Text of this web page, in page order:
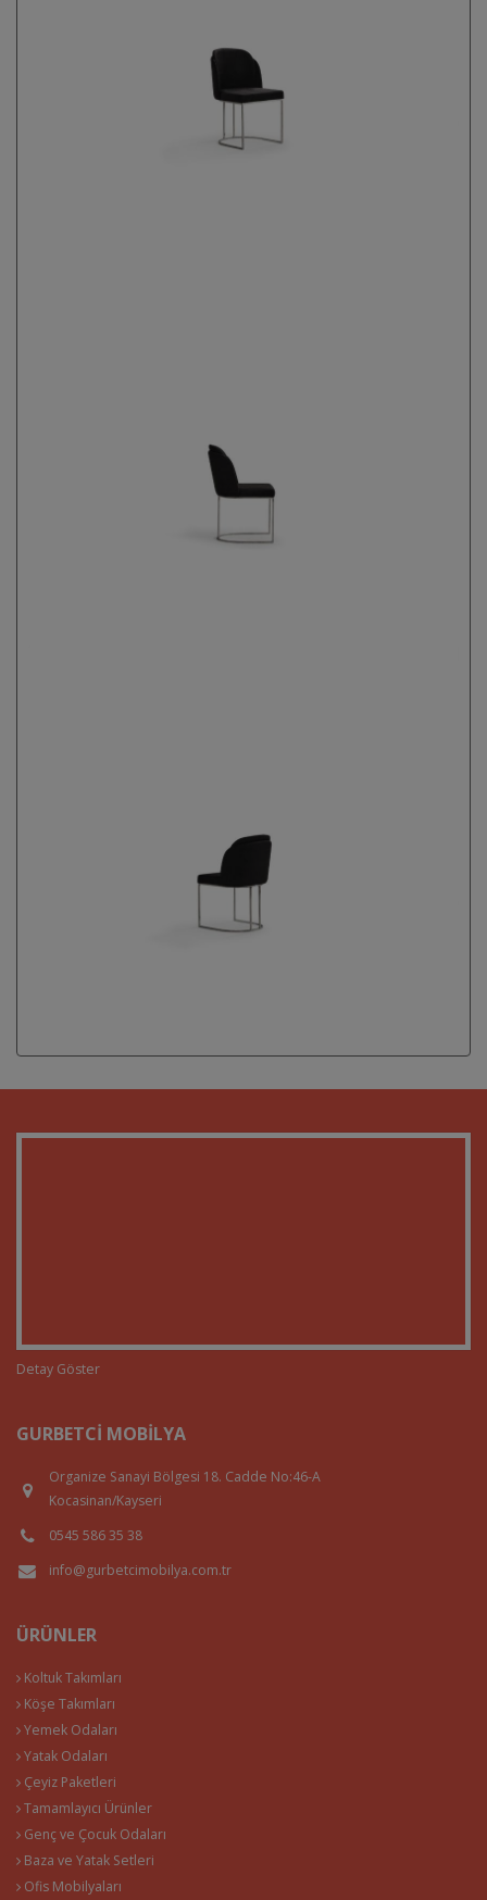
Detay Göster
GURBETCI MOBILYA
Organize Sanayi Bölgesi 18. Cadde No:46-A
Kocasinan/Kayseri
0545 586 35 38
info@gurbetcimobilya.com.tr
ÜRÜNLER
Koltuk Takımları
Köşe Takımları
Yemek Odaları
Yatak Odaları
Çeyiz Paketleri
Tamamlayıcı Ürünler
Genç ve Çocuk Odaları
Baza ve Yatak Setleri
Ofis Mobilyaları